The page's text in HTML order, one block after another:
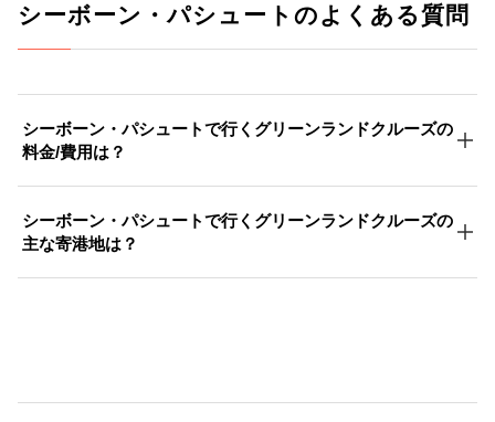
シーボーン・パシュートのよくある質問
シーボーン・パシュートで行くグリーンランドクルーズの
料金/費用は？
シーボーン・パシュートで行くグリーンランドクルーズの
主な寄港地は？